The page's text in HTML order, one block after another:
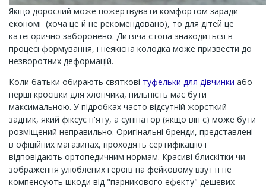
Якщо дорослий може пожертвувати комфортом заради
економії (хоча це й не рекомендовано), то для дітей це
категорично заборонено. Дитяча стопа знаходиться в
процесі формування, і неякісна колодка може призвести до
незворотних деформацій.
Коли батьки обирають святкові туфельки для дівчинки або
перші кросівки для хлопчика, пильність має бути
максимальною. У підробках часто відсутній жорсткий
задник, який фіксує п'яту, а супінатор (якщо він є) може бути
розміщений неправильно. Оригінальні бренди, представлені
в офіційних магазинах, проходять сертифікацію і
відповідають ортопедичним нормам. Красиві блискітки чи
зображення улюблених героїв на фейковому взутті не
компенсують шкоди від "парникового ефекту" дешевих